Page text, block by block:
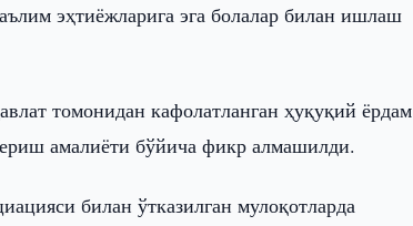
эҳтиёжларига эга болалар билан ишлаш
томонидан кафолатланган ҳуқуқий ёрдам
амалиёти бўйича фикр алмашилди.
билан ўтказилган мулоқотларда